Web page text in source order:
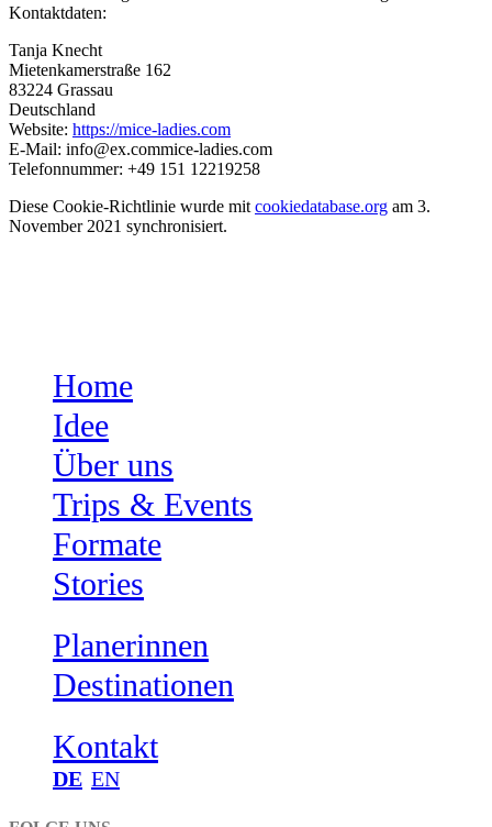
Kontaktdaten:
Tanja Knecht
Mietenkamerstraße 162
83224 Grassau
Deutschland
Website: https://mice-ladies.com
E-Mail: info@ex.commice-ladies.com
Telefonnummer: +49 151 12219258
Diese Cookie-Richtlinie wurde mit cookiedatabase.org am 3.
November 2021 synchronisiert.
Home
Idee
Über uns
Trips & Events
Formate
Stories
Planerinnen
Destinationen
Kontakt
DE EN